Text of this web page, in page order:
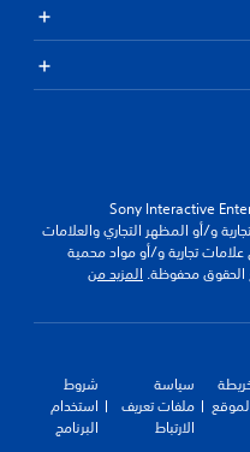
و/أو المظهر التجاري والعلامات
علامات تجارية و/أو مواد محمية
الحقوق محفوظة. المزيد من
سياسة
ملفات تعريف
الارتباط
شروط
استخدام
البرنامج